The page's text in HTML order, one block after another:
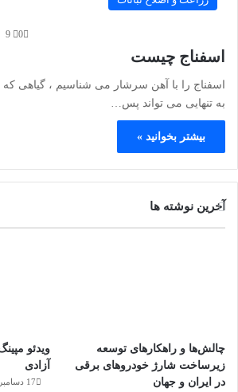
0
اسفناج چیست
اسفناج را با آهن سرشار می شناسیم ، گیاهی که
به تنهایی می تواند پس…
بیشتر بخوانید »
آخرین نوشته ها
ویدئو
آزادی
17 دسامبر 2025
چالش‌ها و راهکارهای توسعه
زیرساخت شارژ خودروهای برقی
در ایران و جهان